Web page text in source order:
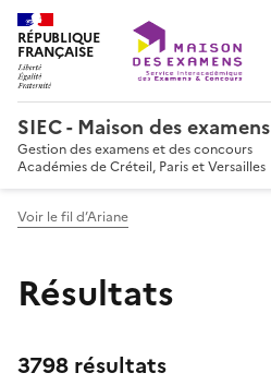
RÉPUBLIQUE
FRANÇAISE
SIEC - Maison des examens
Gestion des examens et des concours
Académies de Créteil, Paris et Versailles
Voir le fil d’Ariane
Résultats
3798 résultats